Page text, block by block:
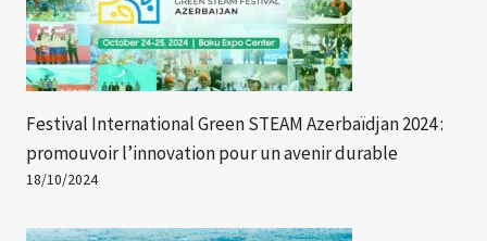
Festival International Green STEAM Azerbaïdjan 2024 :
promouvoir l’innovation pour un avenir durable
18/10/2024